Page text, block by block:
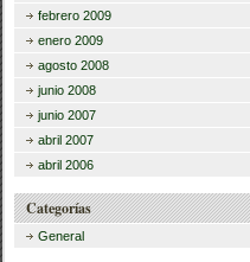
febrero 2009
enero 2009
agosto 2008
junio 2008
junio 2007
abril 2007
abril 2006
Categorías
General